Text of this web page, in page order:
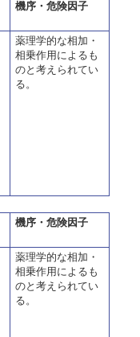
機序・危険因子
薬理学的な相加・
相乗作用によるも
のと考えられてい
る。
機序・危険因子
薬理学的な相加・
相乗作用によるも
のと考えられてい
る。